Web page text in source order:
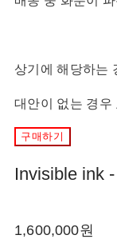
상기에 해당하는
대안이 없는 경우
구매하기
Invisible ink -
1,600,000원